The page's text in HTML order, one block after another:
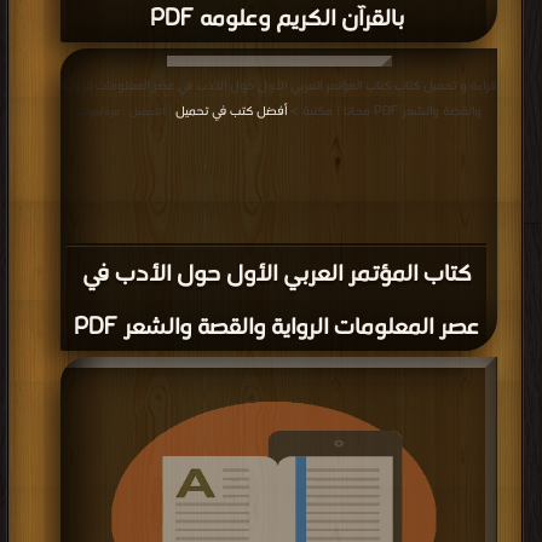
بالقرآن الكريم وعلومه PDF
كتاب المؤتمر العربي الأول حول الأدب في
عصر المعلومات الرواية والقصة والشعر PDF
قراءة و تحميل كتاب كتاب المؤتمر العربي الأول حول الأدب في عصر المعلومات الرواية
والقصة والشعر PDF مجانا | مكتبة >
أفضل كتب في تحميل | التحميل : مرة/مرات